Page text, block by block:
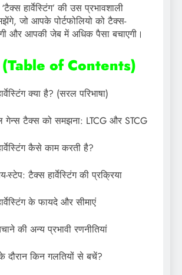
हार्वेस्टिंग’ की उस प्रभावशाली
जो आपके पोर्टफोलियो को टैक्स-
और आपकी जेब में अधिक पैसा बचाएगी।
(Table of Contents)
क्या है? (सरल परिभाषा)
गेन्स टैक्स को समझना: LTCG और STCG
कैसे काम करती है?
स्टेप: टैक्स हार्वेस्टिंग की प्रक्रिया
के फायदे और सीमाएं
की अन्य प्रभावी रणनीतियां
दौरान किन गलतियों से बचें?